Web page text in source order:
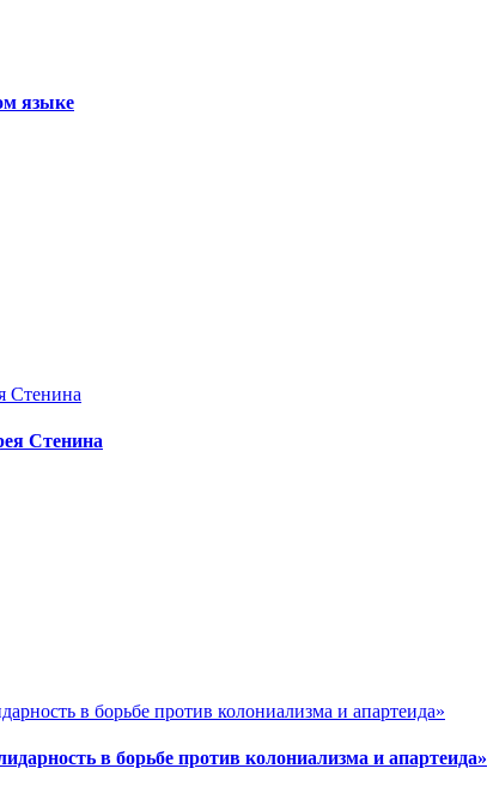
языке
Стенина
в борьбе против колониализма и апартеида»